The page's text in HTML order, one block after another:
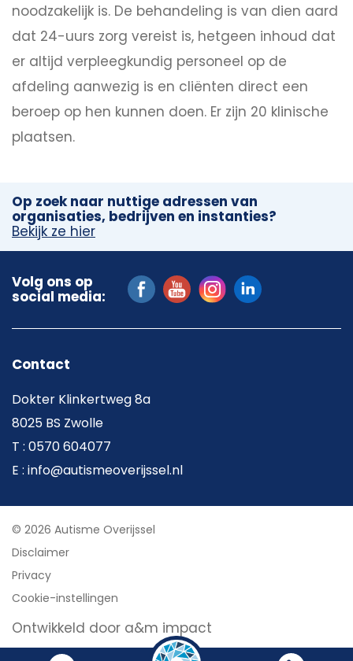
noodzakelijk is. De behandeling is van dien aard
dat 24-uurs zorg vereist is, hetgeen inhoud dat
er altijd verpleegkundig personeel op de
afdeling aanwezig is en cliënten direct een
beroep op hen kunnen doen. Er zijn 20 klinische
plaatsen.
Op zoek naar nuttige adressen van
organisaties, bedrijven en instanties?
Bekijk ze hier
Volg ons op
social media:
Contact
Dokter Klinkertweg 8a
8025 BS Zwolle
T : 0570 604077
E : info@autismeoverijssel.nl
© 2026 Autisme Overijssel
Disclaimer
Privacy
Cookie-instellingen
Ontwikkeld door a&m impact